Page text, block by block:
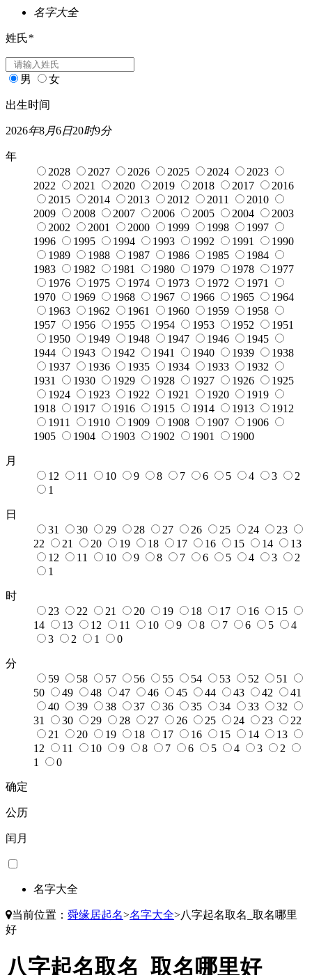
名字大全
姓氏*
男 女
出生时间
2026年8月6日20时9分
年
2028
2027 2026 2025 2024
2023
2022
2021 2020 2019 2018 2017
2016
2015
2014 2013 2012 2011
2010
2009
2008 2007 2006 2005 2004
2003
2002
2001 2000 1999 1998
1997
1996
1995 1994 1993 1992 1991
1990
1989
1988 1987 1986 1985
1984
1983
1982 1981 1980 1979 1978
1977
1976
1975 1974 1973 1972
1971
1970
1969 1968 1967 1966 1965
1964
1963
1962 1961 1960 1959
1958
1957
1956 1955 1954 1953 1952
1951
1950
1949 1948 1947 1946
1945
1944
1943 1942 1941 1940 1939
1938
1937
1936 1935 1934 1933
1932
1931
1930 1929 1928 1927 1926
1925
1924
1923 1922 1921 1920
1919
1918
1917 1916 1915 1914 1913
1912
1911
1910 1909 1908 1907
1906
1905
1904 1903 1902 1901 1900
月
12
11 10 9 8 7 6 5 4 3
2
1
日
31
30 29 28 27 26 25 24
23
22
21 20 19 18 17 16 15 14
13
12
11 10 9 8 7 6 5 4 3
2
1
时
23
22 21 20 19 18 17 16
15
14
13 12 11 10 9 8 7 6 5
4
3
2 1 0
分
59
58 57 56 55 54 53 52
51
50
49 48 47 46 45 44 43 42
41
40
39 38 37 36 35 34 33
32
31
30 29 28 27 26 25 24 23
22
21
20 19 18 17 16 15 14
13
12
11 10 9 8 7 6 5 4 3
2
1
0
确定
公历
闰月
名字大全
当前位置： 舜缘居起名>名字大全>八字起名取名_取名哪里
好
八字起名取名_取名哪里好